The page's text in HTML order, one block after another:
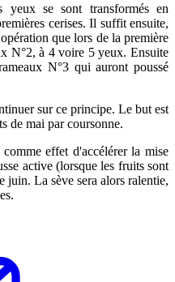
yeux se sont transformés en
cerises. Il suffit ensuite,
que lors de la première
N°2, à 4 voire 5 yeux. Ensuite
N°3 qui auront poussé
sur ce principe. Le but est
de mai par coursonne.
effet d'accélérer la mise
active (lorsque les fruits sont
juin. La sève sera alors ralentie,